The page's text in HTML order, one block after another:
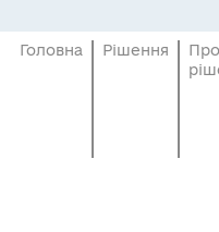
Головна Рішення